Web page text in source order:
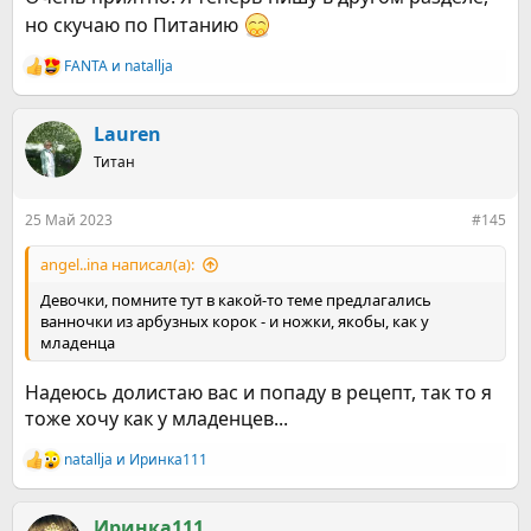
Овощной коктейль
150 г помидоров;
сок 1 лимона.
Тут уже нужна соковыжималка. Подавать охлажденным
Посмотреть вложение 1441807
Коктейль Мохито
бокал, добавляем немного сахара или заменителя,
натертую на терке цедру лимона или лайма (половину
чайной ложки), все это смешиваем и чуть надавливаем
ложкой(как в ступке). Добавляем лед и заливаем
минеральной водой.
Посмотреть вложение 1441794
Соленый коктейль
250 г натурального йогурта,
250 г минеральной воды,
10 г кинзы, петрушки, мяты,
соль — по вкусу.
Зелень измельчаем, добавляем щепотку соли и мнем для
но скучаю по Питанию
Р
е
к
ц
и
FANTA и natallja
Lauren
Титан
25 Май 2023 #145
angel..ina написал(а):
Девочки, помните тут в какой-то теме предлагались
ванночки из арбузных корок - и ножки, якобы, как у
младенца
Надеюсь долистаю вас и попаду в рецепт, так то я
тоже хочу как у младенцев...
Р
е
к
natallja и Иринка111